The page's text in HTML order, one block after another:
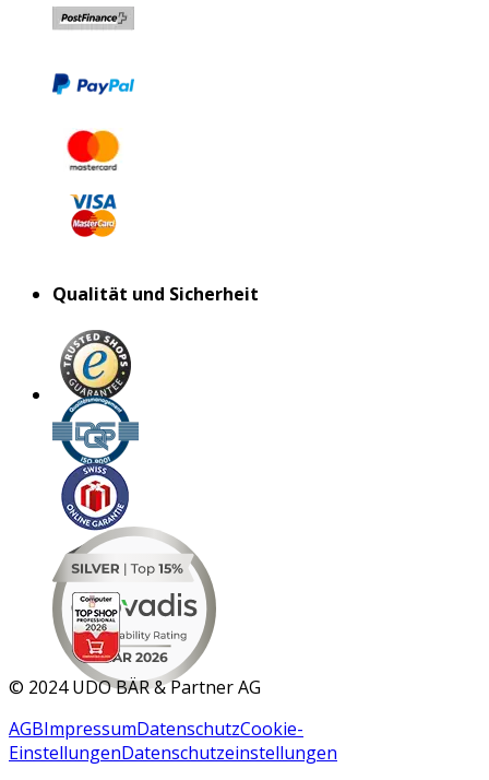
Qualität und Sicherheit
MAR 2026
© 2024 UDO BÄR & Partner AG
AGBImpressumDatenschutzCookie-
EinstellungenDatenschutzeinstellungen